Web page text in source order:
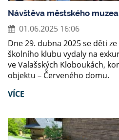
Návštěva městského
01.06.2025 16:06
Dne 29. dubna 2025 se děti
školního klubu vydaly na
ve Valašských Kloboukách,
objektu – Červeného domu.
VÍCE